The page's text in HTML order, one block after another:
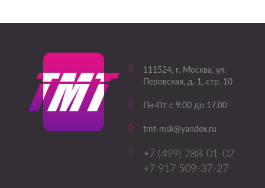
111524, г. Москва, ул.
Перовская, д. 1, стр. 10
Пн-Пт с 9.00 до 17.00
tmt-msk@yandex.ru
+7 (499) 288-01-02
+7 917 509-37-27